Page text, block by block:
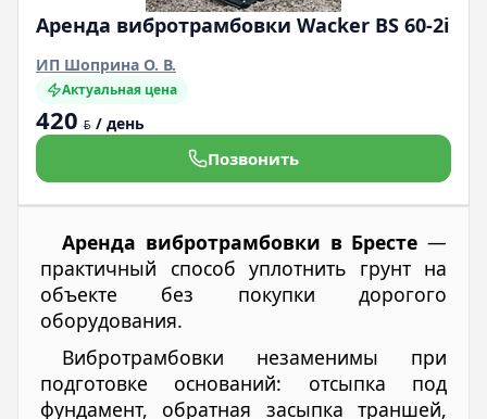
Аренда вибротрамбовки Wacker BS 60-2i
ИП Шоприна О. В.
Актуальная цена
420 BYN / день
Позвонить
Аренда вибротрамбовки в Бресте —
практичный способ уплотнить грунт на
объекте без покупки дорогого
оборудования.
Вибротрамбовки незаменимы при
подготовке оснований: отсыпка под
фундамент, обратная засыпка траншей,